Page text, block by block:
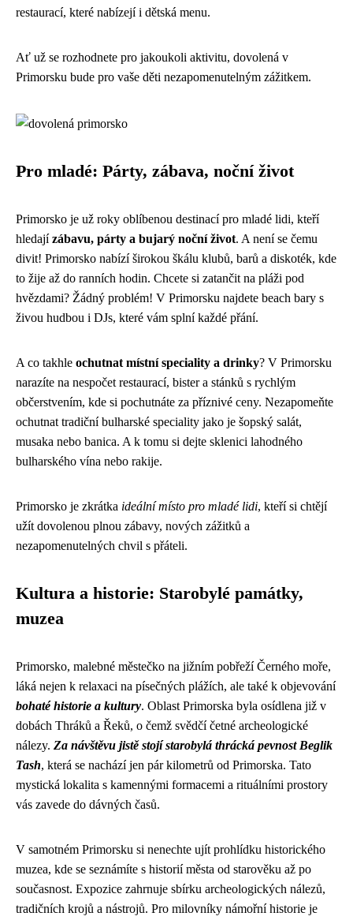
restaurací, které nabízejí i dětská menu.
Ať už se rozhodnete pro jakoukoli aktivitu, dovolená v
Primorsku bude pro vaše děti nezapomenutelným zážitkem.
Pro mladé: Párty, zábava, noční život
Primorsko je už roky oblíbenou destinací pro mladé lidi, kteří
hledajízábavu, párty a bujarý noční život. A není se čemu
divit! Primorsko nabízí širokou škálu klubů, barů a diskoték, kde
to žije až do ranních hodin. Chcete si zatančit na pláži pod
hvězdami? Žádný problém! V Primorsku najdete beach bary s
živou hudbou i DJs, které vám splní každé přání.
A co takhle ochutnat místní speciality a drinky? V Primorsku
narazíte na nespočet restaurací, bister a stánků s rychlým
občerstvením, kde si pochutnáte za příznivé ceny. Nezapomeňte
ochutnat tradiční bulharské speciality jako je šopský salát,
musaka nebo banica. A k tomu si dejte sklenici lahodného
bulharského vína nebo rakije.
Primorsko je zkrátka ideální místo pro mladé lidi, kteří si chtějí
užít dovolenou plnou zábavy, nových zážitků a
nezapomenutelných chvil s přáteli.
Kultura a historie: Starobylé památky,
muzea
Primorsko, malebné městečko na jižním pobřeží Černého moře,
láká nejen k relaxaci na písečných plážích, ale také k objevování
bohaté historie a kultury. Oblast Primorska byla osídlena již v
dobách Thráků a Řeků, o čemž svědčí četné archeologické
nálezy. Za návštěvu jistě stojí starobylá thrácká pevnost Beglik
Tash, která se nachází jen pár kilometrů od Primorska. Tato
mystická lokalita s kamennými formacemi a rituálními prostory
vás zavede do dávných časů.
V samotném Primorsku si nenechte ujít prohlídku historického
muzea, kde se seznámíte s historií města od starověku až po
současnost. Expozice zahrnuje sbírku archeologických nálezů,
tradičních krojů a nástrojů. Pro milovníky námořní historie je